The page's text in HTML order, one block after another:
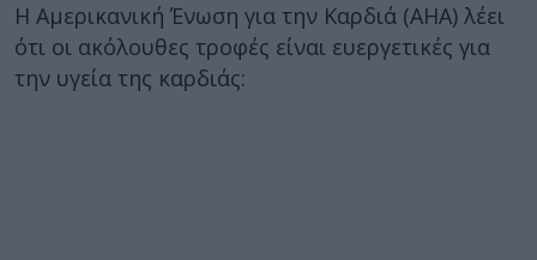
Η Αμερικανική Ένωση για την Καρδιά (AHA) λέει
ότι οι ακόλουθες τροφές είναι ευεργετικές για
την υγεία της καρδιάς: